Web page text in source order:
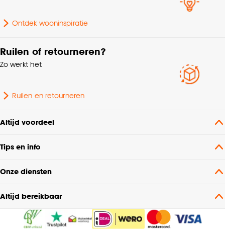
Samenstelling
70% POLYESTER 10%
Ontdek wooninspiratie
Ruilen of retourneren?
Zo werkt het
Ruilen en retourneren
Altijd voordeel
Tips en info
Onze diensten
Altijd bereikbaar